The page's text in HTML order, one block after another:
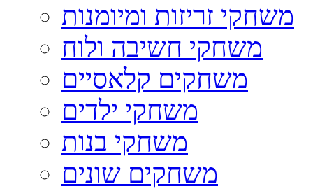
משחקי זריזות ומיומנות
משחקי חשיבה ולוח
משחקים קלאסיים
משחקי ילדים
משחקי בנות
משחקים שונים